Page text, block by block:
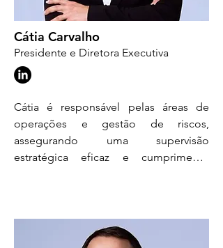
Cátia Carvalho
Presidente e Diretora Executiva
Cátia é responsável pelas áreas de
operações e gestão de riscos,
assegurando uma supervisão
estratégica eficaz e cumprimento
sólido percurso na indústria de gestão
de ativos, com destaque para funções